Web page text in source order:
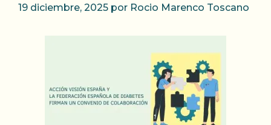
19 diciembre, 2025 por Rocio Marenco Toscano